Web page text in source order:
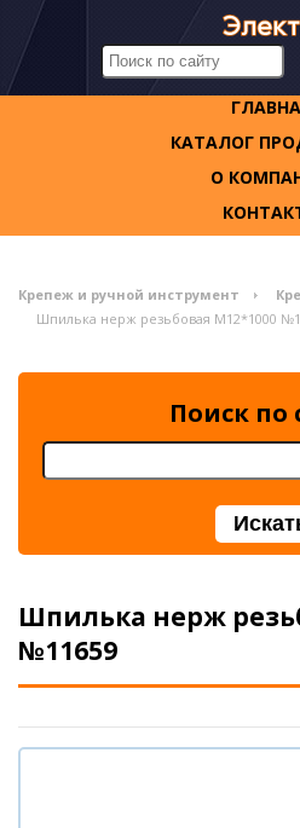
КАТАЛОГ
О
Крепеж и ручной инструмент
Шпилька нерж резьбовая М12*1000
Поиск по
Шпилька нерж
№11659